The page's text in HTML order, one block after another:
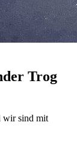
Trog
wir sind mit